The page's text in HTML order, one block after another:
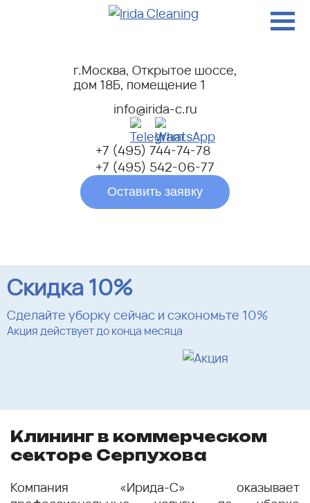
г.Москва, Открытое шоссе,
дом 18Б, помещение 1
info@irida-c.ru
+7 (495) 744-74-78
+7 (495) 542-06-77
Оставить заявку
Скидка 10%
Сделайте уборку сейчас и сэкономьте 10%
Акция действует до конца месяца
Клининг в коммерческом
секторе Серпухова
Компания «Ирида-С» оказывает